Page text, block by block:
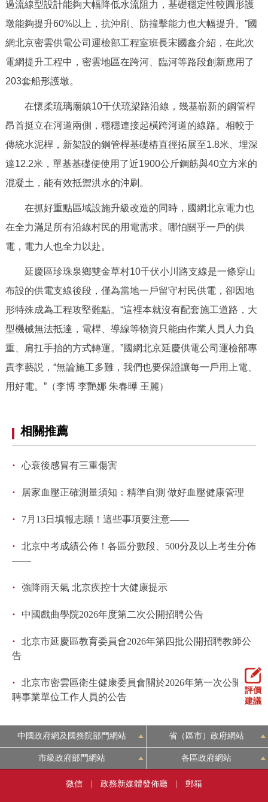
回到頂部
過流線型設計能夠大幅降低水流阻力，基礎穩定性較圓形護
墩能夠提升60%以上，抗沖刷、防撞擊能力也大幅提升。”國
網北京密雲供電公司運檢部工程室班長宋國鑫介紹，在此次
電網提升工程中，密雲地區在跨河、臨河等路段創新應用了
203套船形護墩。
在懷柔琉璃廟鎮10千伏琉梁路沿線，幾基嶄新的鋼管桿
昂首挺立在河道兩側，穩穩連接起橫跨河道的線路。相較于
傳統水泥桿，新架設的鋼管桿基礎樁直徑拓展至1.8米、埋深
達12.2米，單基基礎便使用了近1900公斤鋼筋與40立方米的
混凝土，能有效抵禦洪水的沖刷。
在抓好重點區域設施升級改造的同時，國網北京電力也
在全力滿足所有沿線村民的用電需求。哪怕關乎一戶的供
電，電力人也全力以赴。
延慶區珍珠泉鄉雙金草村10千伏小川路支線是一條穿山
布設的供電支線後段，僅為當地一戶留守村民供電，卻因地
形特殊成為工程攻堅難點。“這裡本就沒有配套施工道路，大
型機械無法抵達，電桿、導線等物資只能由作業人員人力負
重、肩扛手抬的方式轉運。”國網北京延慶供電公司運檢部專
責李藝説，“無論施工多難，我們也要保證讓每一戶用上電、
用好電。”（李博 李艷娜 朱春曄 王麗）
相關推薦
· 心衰後感冒有三重傷害
· 居家血壓正確測量須知：精準自測 做好血壓健康管理
· 7月13日填報志願！這些事項要注意——
·
北京中考成績公佈！各區分數段、500分及以上考生分佈
——
· 強降雨天氣 北京疾控十大健康提示
· 中國戲曲學院2026年度第二次公開招聘公告
·
北京市延慶區教育委員會2026年第四批公開招聘教師公
告
·
北京市密雲區衛生健康委員會關於2026年第一次公開招
聘事業單位工作人員的公告
評價
建議
中國政府網及國務院部門網站 省（區市）政府網站
市級政府部門網站 各區政府網站
微信 | 政務新媒體發佈廳 | 郵箱